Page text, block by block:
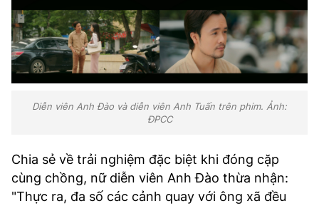
Diễn viên Anh Đào và diễn viên Anh Tuấn trên phim. Ảnh:
ĐPCC
Chia sẻ về trải nghiệm đặc biệt khi đóng cặp
cùng chồng, nữ diễn viên Anh Đào thừa nhận:
"Thực ra, đa số các cảnh quay với ông xã đều